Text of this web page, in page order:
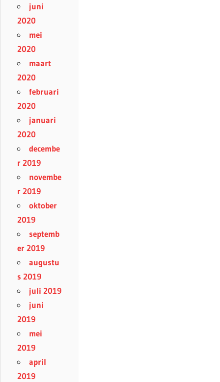
juni
2020
mei
2020
maart
2020
februari
2020
januari
2020
decembe
r 2019
novembe
r 2019
oktober
2019
septemb
er 2019
augustu
s 2019
juli 2019
juni
2019
mei
2019
april
2019